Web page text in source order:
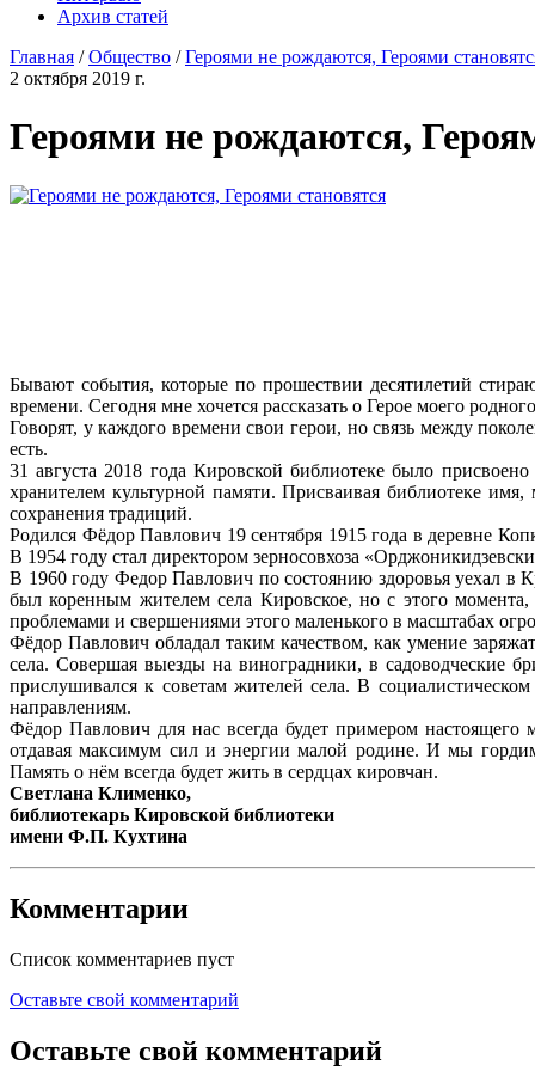
Архив статей
Главная /Общество /Героями не рождаются, Героями
2 октября 2019 г.
Героями не рождаются,
Бывают события, которые по прошествии десятилетий
времени. Сегодня мне хочется рассказать о Герое моего
Говорят, у каждого времени свои герои, но связь между
есть.
31 августа 2018 года Кировской библиотеке было
хранителем культурной памяти. Присваивая библиотеке
сохранения традиций.
Родился Фёдор Павлович 19 сентября 1915 года в деревне
В 1954 году стал директором зерносовхоза
В 1960 году Федор Павлович по состоянию здоровья уехал в
был коренным жителем села Кировское, но с этого
проблемами и свершениями этого маленького в масштабах
Фёдор Павлович обладал таким качеством, как умение
села. Совершая выезды на виноградники, в садоводческие
прислушивался к советам жителей села. В
направлениям.
Фёдор Павлович для нас всегда будет примером
отдавая максимум сил и энергии малой родине. И мы
Память о нём всегда будет жить в сердцах кировчан.
Светлана Клименко,
библиотекарь Кировской библиотеки
имени Ф.П. Кухтина
Комментарии
Список комментариев пуст
Оставьте свой комментарий
Оставьте свой комментарий